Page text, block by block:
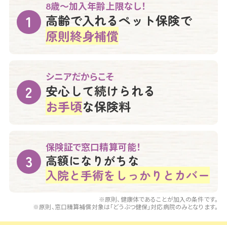
8歳～加入年齢上限なし！
高齢で入れるペット保険で
原則終身補償
シニアだからこそ
安心して続けられる
お手頃な保険料
保険証で窓口精算可能！
高額になりがちな
入院と手術をしっかりとカバー
※原則、健康体であることが加入の条件です。
※原則、窓口精算補償対象は「どうぶつ健保」対応病院のみとなります。